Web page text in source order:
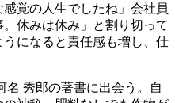
覚の人生でしたね」会社員
休みは休み」と割り切って
になると責任感も増し、仕
名 秀郎の著書に出会う。自